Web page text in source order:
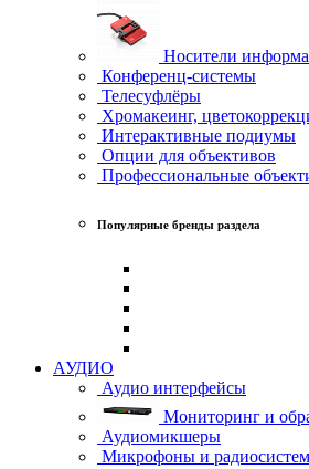
Носители
Конференц-системы
Телесуфлёры
Хромакеинг,
Интерактивные подиумы
Опции для объективов
Профессиональные
Популярные бренды раздела
АУДИО
Аудио интерфейсы
Мониторинг и
Аудиомикшеры
Микрофоны и